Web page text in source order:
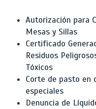
Autorización para
Mesas y Sillas
Certificado
Residuos
Tóxicos
Corte de pasto en
especiales
Denuncia de